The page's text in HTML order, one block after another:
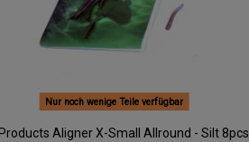
Nur noch wenige Teile verfügbar
Aligner X-Small Allround - Silt 8pcs